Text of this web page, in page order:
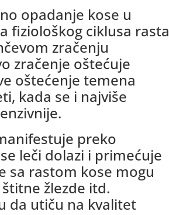
opadanje kose u
fiziološkog ciklusa rasta
zračenju
zračenje oštećuje
oštećenje temena
kada se i najviše
preko
leči dolazi i primećuje
sa rastom kose mogu
žlezde itd.
da utiču na kvalitet